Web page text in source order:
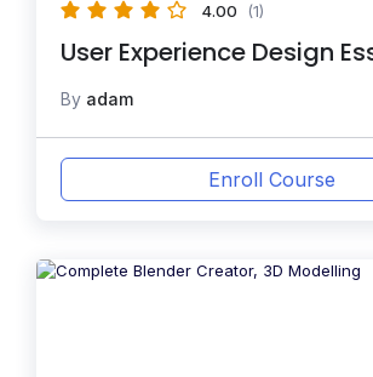
4.00 (1)
User Experience Design
By adam
Enroll Course